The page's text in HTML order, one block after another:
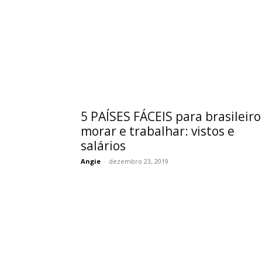
5 PAÍSES FÁCEIS para brasileiro
morar e trabalhar: vistos e
salários
Angie - dezembro 23, 2019